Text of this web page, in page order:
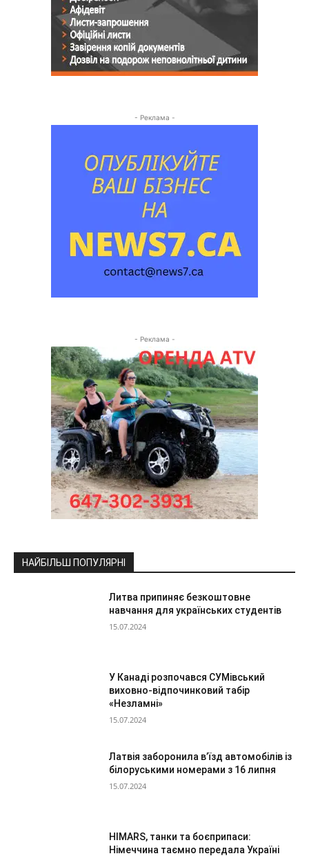
- Реклама -
- Реклама -
НАЙБІЛЬШ ПОПУЛЯРНІ
Литва припиняє безкоштовне
навчання для українських студентів
15.07.2024
У Канаді розпочався СУМівський
виховно-відпочинковий табір
«Незламні»
15.07.2024
Латвія заборонила в’їзд автомобілів із
білоруськими номерами з 16 липня
15.07.2024
HIMARS, танки та боєприпаси:
Німеччина таємно передала Україні